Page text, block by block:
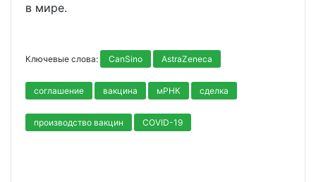
в мире.
Ключевые слова: CanSino AstraZeneca
соглашение вакцина мРНК сделка
производство вакцин COVID-19